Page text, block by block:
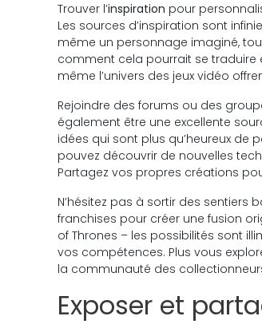
Trouver l’inspiration pour
Les sources d’inspiration sont
même un personnage imaginé,
comment cela pourrait se traduire
même l’univers des jeux vidéo
Rejoindre des forums ou des
également être une excellente
idées qui sont plus qu’heureux de
pouvez découvrir de nouvelles
Partagez vos propres créations
N’hésitez pas à sortir des sentiers
franchises pour créer une fusion
of Thrones – les possibilités sont
vos compétences. Plus vous
la communauté des
Exposer et